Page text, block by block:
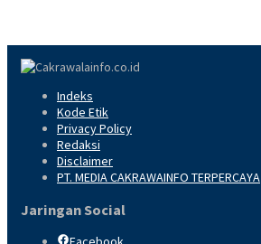
Indeks
Kode Etik
Privacy Policy
Redaksi
Disclaimer
PT. MEDIA CAKRAWAINFO TERPERCAYA
Jaringan Social